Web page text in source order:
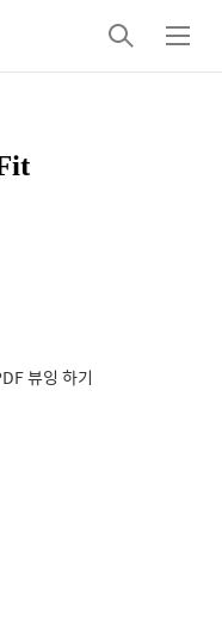
검
색
메
뉴
뷰잉 하기